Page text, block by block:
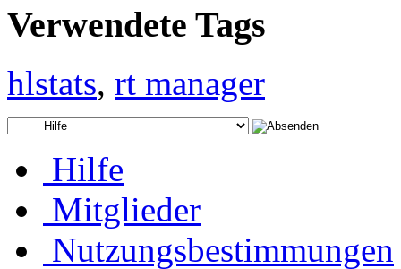
Verwendete Tags
hlstats, rt manager
Hilfe
Mitglieder
Nutzungsbestimmungen